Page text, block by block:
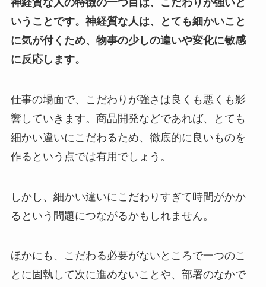
いうことです。神経質な人は、とても細かいこと
に気が付くため、物事の少しの違いや変化に敏感
に反応します。
仕事の場面で、こだわりが強さは良くも悪くも影
響していきます。商品開発などであれば、とても
細かい違いにこだわるため、徹底的に良いものを
作るという点では有用でしょう。
しかし、細かい違いにこだわりすぎて時間がかか
るという問題につながるかもしれません。
ほかにも、こだわる必要がないところで一つのこ
とに固執して次に進めないことや、部署のなかで